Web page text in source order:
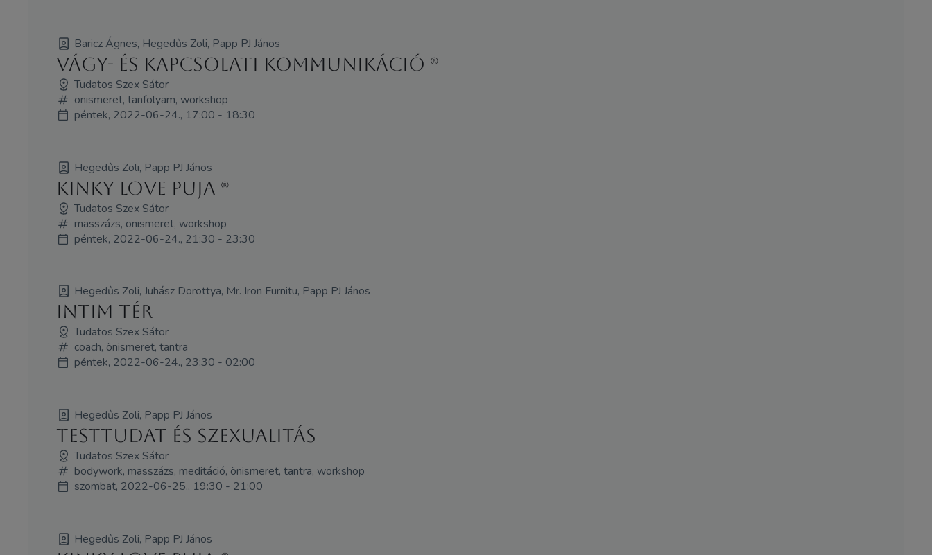
Baricz Ágnes, Hegedűs Zoli, Papp PJ János
Vágy- és kapcsolati kommunikáció (R)
Tudatos Szex Sátor
önismeret, tanfolyam, workshop
péntek, 2022-06-24., 17:00 - 18:30
Hegedűs Zoli, Papp PJ János
Kinky Love Puja (R)
Tudatos Szex Sátor
masszázs, önismeret, workshop
péntek, 2022-06-24., 21:30 - 23:30
Hegedűs Zoli, Juhász Dorottya, Mr. Iron Furnitu, Papp PJ János
Intim tér
Tudatos Szex Sátor
coach, önismeret, tantra
péntek, 2022-06-24., 23:30 - 02:00
Hegedűs Zoli, Papp PJ János
Testtudat és szexualitás
Tudatos Szex Sátor
bodywork, masszázs, meditáció, önismeret, tantra, workshop
szombat, 2022-06-25., 19:30 - 21:00
Hegedűs Zoli, Papp PJ János